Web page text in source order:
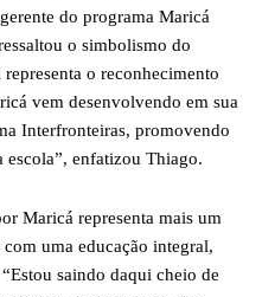
do programa Maricá
o simbolismo do
o reconhecimento
vem desenvolvendo em sua
Interfronteiras, promovendo
enfatizou Thiago.
Maricá representa mais um
uma educação integral,
saindo daqui cheio de